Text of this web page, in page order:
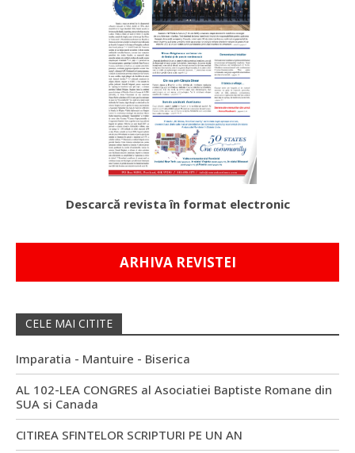
Descarcă revista în format electronic
ARHIVA REVISTEI
CELE MAI CITITE
Imparatia - Mantuire - Biserica
AL 102-LEA CONGRES al Asociatiei Baptiste Romane din
SUA si Canada
CITIREA SFINTELOR SCRIPTURI PE UN AN